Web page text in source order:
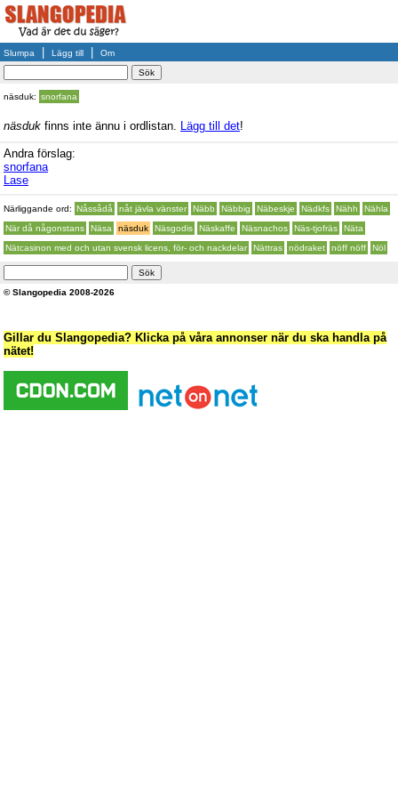
Slumpa Lägg till Om
näsduk: snorfana
näsduk finns inte ännu i ordlistan. Lägg till det!
Andra förslag:
snorfana
Lase
Närliggande ord: Nåssådå nåt jävla vänster Näbb Näbbig Näbeskje Nädkfs Nähh
Nähla
När då någonstans
Näsa näsduk Näsgodis Näskaffe Näsnachos Näs-tjofräs
Näta
Nätcasinon med och utan svensk licens, för- och nackdelar
Nättras nödraket nöff nöff Nöl
© Slangopedia 2008-2026
Gillar du Slangopedia? Klicka på våra annonser när du ska handla på
nätet!